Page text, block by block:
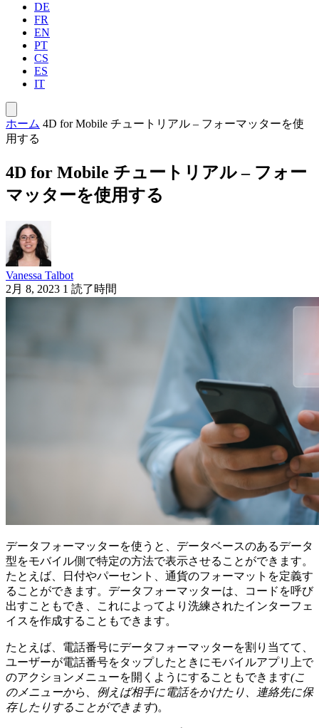
DE
FR
EN
PT
CS
ES
IT
ホーム 4D for Mobile チュートリアル – フォーマッターを使
用する
4D for Mobile チュートリアル – フォー
マッターを使用する
Vanessa Talbot
2月 8, 2023 1 読了時間
データフォーマッターを使うと、データベースのあるデータ
型をモバイル側で特定の方法で表示させることができます。
たとえば、日付やパーセント、通貨のフォーマットを定義す
ることができます。データフォーマッターは、コードを呼び
出すこともでき、これによってより洗練されたインターフェ
イスを作成することもできます。
たとえば、電話番号にデータフォーマッターを割り当てて、
ユーザーが電話番号をタップしたときにモバイルアプリ上で
のアクションメニューを開くようにすることもできます(こ
のメニューから、例えば相手に電話をかけたり、連絡先に保
存したりすることができます)。